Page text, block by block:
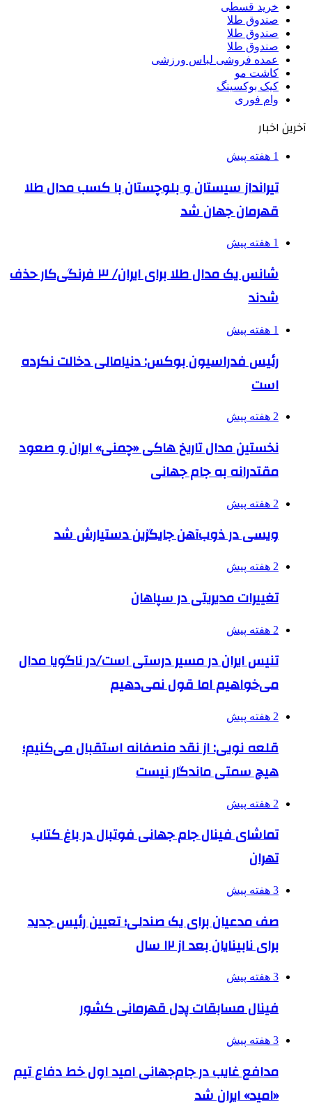
خرید قسطی
صندوق طلا
صندوق طلا
صندوق طلا
عمده فروشی لباس ورزشی
کاشت مو
کیک بوکسینگ
وام فوری
آخرین اخبار
1 هفته پیش
تیرانداز سیستان و بلوچستان با کسب مدال طلا
قهرمان جهان شد
1 هفته پیش
شانس یک مدال طلا برای ایران/ ۳ فرنگی‌کار حذف
شدند
1 هفته پیش
رئیس فدراسیون بوکس: دنیامالی دخالت نکرده
است
2 هفته پیش
نخستین مدال تاریخ هاکی «چمنی» ایران و صعود
مقتدرانه به جام جهانی
2 هفته پیش
ویسی در ذوب‌آهن جایگزین دستیارش شد
2 هفته پیش
تغییرات مدیریتی در سپاهان
2 هفته پیش
تنیس ایران در مسیر درستی است/در ناگویا مدال
می‌خواهیم اما قول نمی‌دهیم
2 هفته پیش
قلعه نویی: از نقد منصفانه استقبال می‌کنیم؛
هیچ سمتی ماندگار نیست
2 هفته پیش
تماشای فینال جام جهانی فوتبال در باغ کتاب
تهران
3 هفته پیش
صف مدعیان برای یک صندلی؛ تعیین رئیس جدید
برای نابینایان بعد از ۱۲ سال
3 هفته پیش
فینال مسابقات پدل قهرمانی کشور
3 هفته پیش
مدافع غایب در جام‌جهانی امید اول خط دفاع تیم
«امید» ایران شد